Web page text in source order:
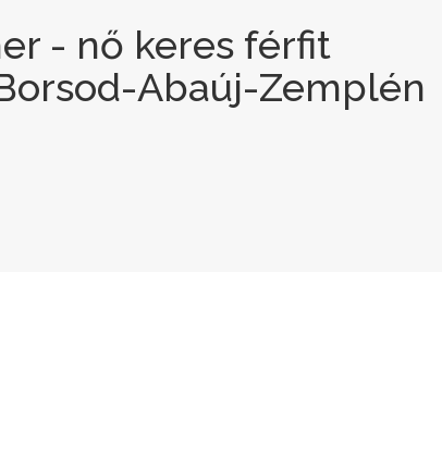
- nő keres férfit
Abaúj-Zemplén